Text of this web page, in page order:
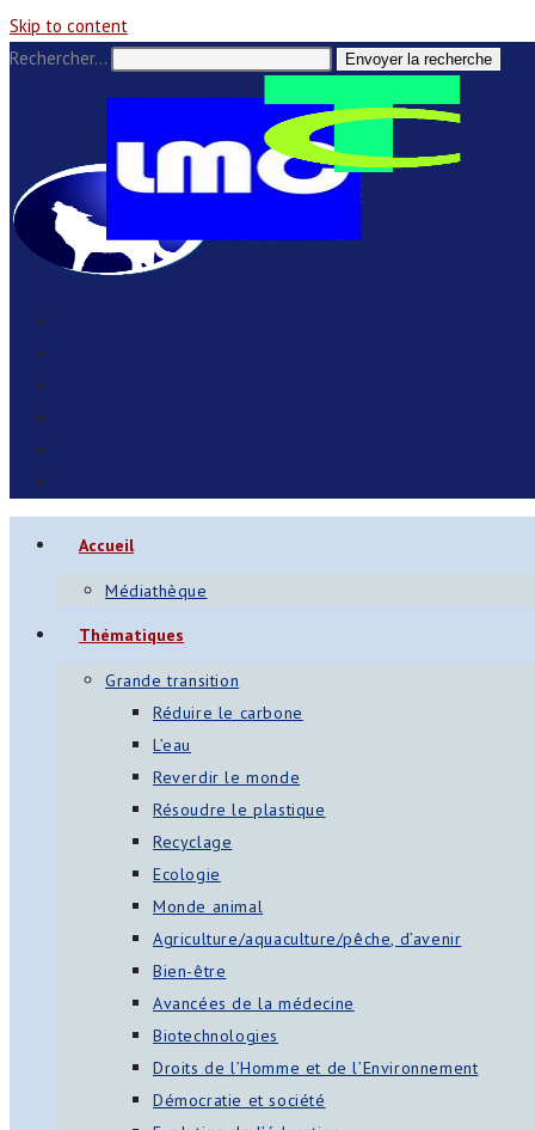
Skip to content
Rechercher…
Envoyer la recherche
Accueil
Médiathèque
Thématiques
Grande transition
Réduire le carbone
L’eau
Reverdir le monde
Résoudre le plastique
Recyclage
Ecologie
Monde animal
Agriculture/aquaculture/pêche, d’avenir
Bien-être
Avancées de la médecine
Biotechnologies
Droits de l’Homme et de l’Environnement
Démocratie et société